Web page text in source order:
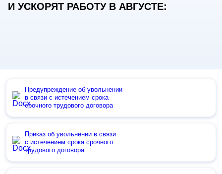
И УСКОРЯТ РАБОТУ В АВГУСТЕ:
Предупреждение об увольнении
в связи с истечением срока
срочного трудового договора
Приказ об увольнении в связи
с истечением срока срочного
трудового договора